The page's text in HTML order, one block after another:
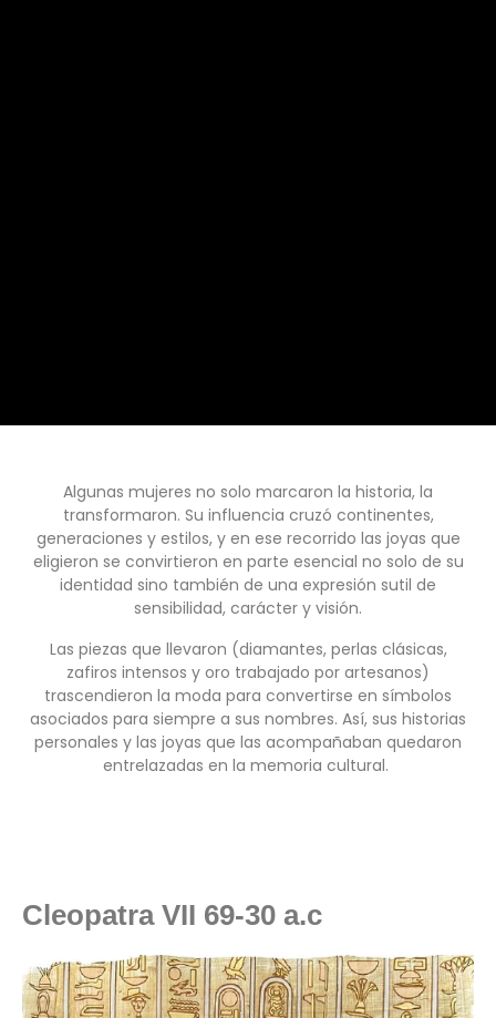
Algunas mujeres no solo marcaron la historia, la
transformaron. Su influencia cruzó continentes,
generaciones y estilos, y en ese recorrido las joyas que
eligieron se convirtieron en parte esencial no solo de su
identidad sino también de una expresión sutil de
sensibilidad, carácter y visión.
Las piezas que llevaron (diamantes, perlas clásicas,
zafiros intensos y oro trabajado por artesanos)
trascendieron la moda para convertirse en símbolos
asociados para siempre a sus nombres. Así, sus historias
personales y las joyas que las acompañaban quedaron
entrelazadas en la memoria cultural.
Cleopatra VII 69-30 a.c